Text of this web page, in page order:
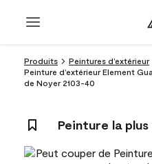
Produits
Peintures d’extérieur
Peinture d’extérieur Element
de Noyer 2103-40
Peinture la plus